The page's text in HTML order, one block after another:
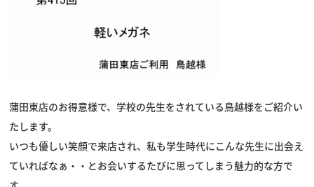
蒲田東店のお得意様で、学校の先生をされている鳥越様をご紹介い
たします。
いつも優しい笑顔で来店され、私も学生時代にこんな先生に出会え
ていればなぁ・・とお会いするたびに思ってしまう魅力的な方で